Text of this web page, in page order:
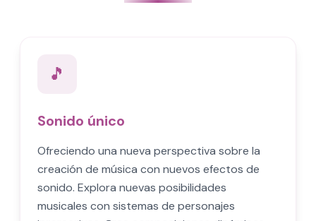
🎵
Sonido único
Ofreciendo una nueva perspectiva sobre la
creación de música con nuevos efectos de
sonido. Explora nuevas posibilidades
musicales con sistemas de personajes